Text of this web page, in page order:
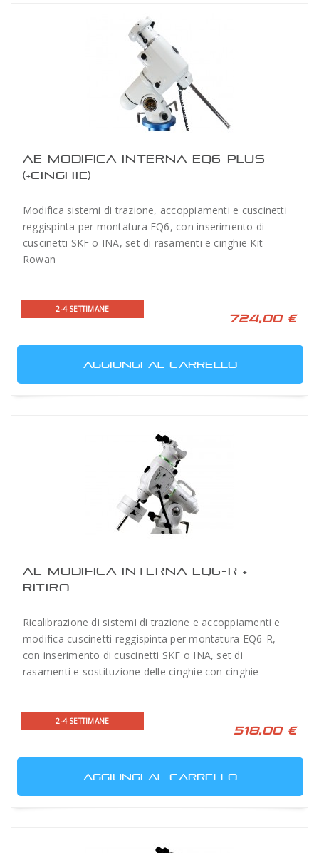
AE MODIFICA INTERNA EQ6 PLUS
(+CINGHIE)
Modifica sistemi di trazione, accoppiamenti e cuscinetti
reggispinta per montatura EQ6, con inserimento di
cuscinetti SKF o INA, set di rasamenti e cinghie Kit
Rowan
2-4 SETTIMANE
724,00 €
AGGIUNGI AL CARRELLO
AE MODIFICA INTERNA EQ6-R +
RITIRO
Ricalibrazione di sistemi di trazione e accoppiamenti e
modifica cuscinetti reggispinta per montatura EQ6-R,
con inserimento di cuscinetti SKF o INA, set di
rasamenti e sostituzione delle cinghie con cinghie
2-4 SETTIMANE
518,00 €
AGGIUNGI AL CARRELLO